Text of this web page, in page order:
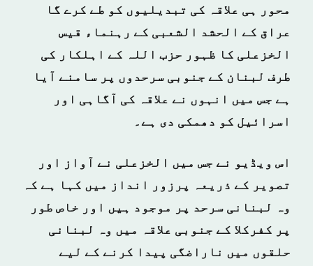
محور ہی علاقہ کی تبدیلیوں کو طے کرے گا
عراق کے الحشد الشعبی کے رہنماء قیس
الخزعلی کا ظہور حزب اللہ کے اہلکار کی
طرف لبنان کے جنوبی سرحدوں پر سامنے آیا
ہے جس میں انہوں نے علاقہ کی آگاہی اور
اسرائیل کو دھمکی دی ہے۔
اس ویڈیو نے جس میں الخزعلی نے آواز اور
تصویر کے ذریعہ پرزور انداز میں کہا ہے کہ
وہ لبنانی سرحد پر موجود ہیں اور خاص طور
پر کفرکلا کے جنوبی علاقہ میں وہ لبنانی
حلقوں میں ناراضگی پیدا کرنے کے لیے